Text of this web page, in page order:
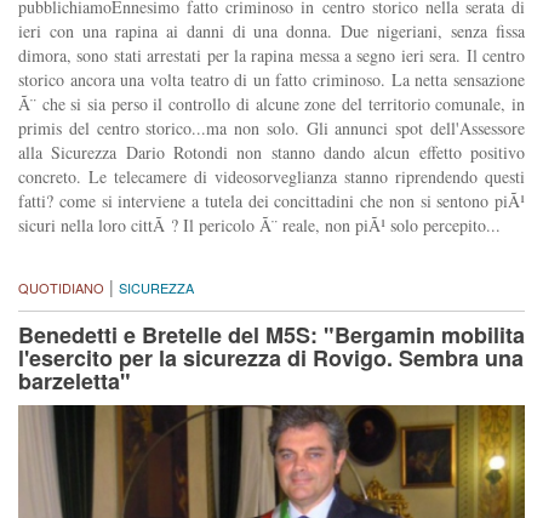
pubblichiamoEnnesimo fatto criminoso in centro storico nella serata di
ieri con una rapina ai danni di una donna. Due nigeriani, senza fissa
dimora, sono stati arrestati per la rapina messa a segno ieri sera. Il centro
storico ancora una volta teatro di un fatto criminoso. La netta sensazione
Ã¨ che si sia perso il controllo di alcune zone del territorio comunale, in
primis del centro storico...ma non solo. Gli annunci spot dell'Assessore
alla Sicurezza Dario Rotondi non stanno dando alcun effetto positivo
concreto. Le telecamere di videosorveglianza stanno riprendendo questi
fatti? come si interviene a tutela dei concittadini che non si sentono piÃ¹
sicuri nella loro cittÃ ? Il pericolo Ã¨ reale, non piÃ¹ solo percepito...
QUOTIDIANO | SICUREZZA
Benedetti e Bretelle del M5S: "Bergamin mobilita
l'esercito per la sicurezza di Rovigo. Sembra una
barzeletta"